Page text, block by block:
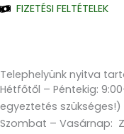
FIZETÉSI FELTÉTELEK
Telephelyünk nyitva
Hétfőtől – Péntekig:
egyeztetés szükséges!)
Szombat – Vasárnap: